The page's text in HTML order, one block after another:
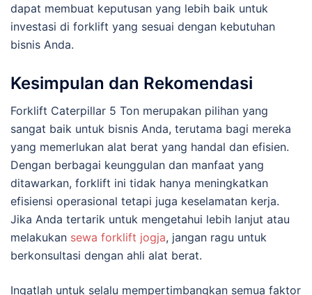
dapat membuat keputusan yang lebih baik untuk
investasi di forklift yang sesuai dengan kebutuhan
bisnis Anda.
Kesimpulan dan Rekomendasi
Forklift Caterpillar 5 Ton merupakan pilihan yang
sangat baik untuk bisnis Anda, terutama bagi mereka
yang memerlukan alat berat yang handal dan efisien.
Dengan berbagai keunggulan dan manfaat yang
ditawarkan, forklift ini tidak hanya meningkatkan
efisiensi operasional tetapi juga keselamatan kerja.
Jika Anda tertarik untuk mengetahui lebih lanjut atau
melakukan sewa forklift jogja, jangan ragu untuk
berkonsultasi dengan ahli alat berat.
Ingatlah untuk selalu mempertimbangkan semua faktor